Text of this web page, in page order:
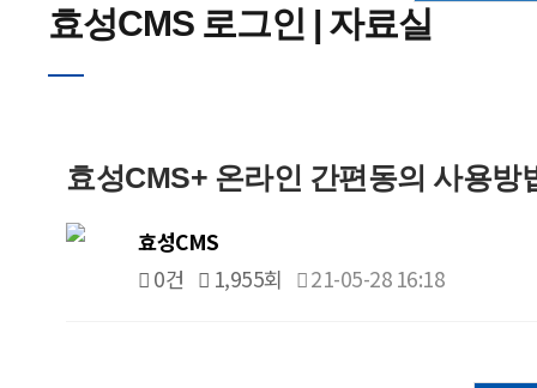
효성CMS 로그인 | 자료실
효성CMS+ 온라인 간편동의 사용방
효성CMS
0건
1,955회 21-05-28 16:18